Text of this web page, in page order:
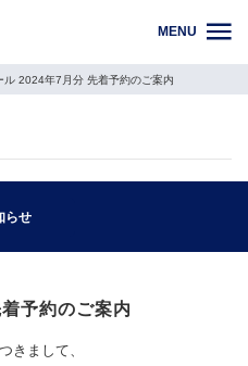
MENU
ル 2024年7月分 先着予約のご案内
らせ
予約のご案内
きまして、